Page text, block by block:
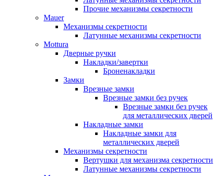
Прочие механизмы секретности
Mauer
Механизмы секретности
Латунные механизмы секретности
Mottura
Дверные ручки
Накладки/завертки
Броненакладки
Замки
Врезные замки
Врезные замки без ручек
Врезные замки без ручек
для металлических дверей
Накладные замки
Накладные замки для
металлических дверей
Механизмы секретности
Вертушки для механизма секретности
Латунные механизмы секретности